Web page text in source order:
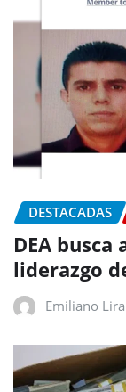
DESTACADAS
DEA
liderazgo
Emiliano Lira